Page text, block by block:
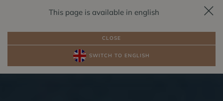
BALÍČKY POKOJE U JEZERA
This page is available in english
CLOSE
SWITCH TO ENGLISH